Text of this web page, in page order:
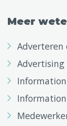
Meer
Adverteren
Advertising
Information